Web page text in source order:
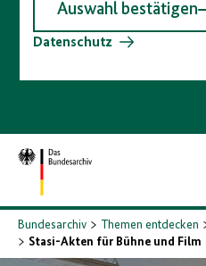
Auswahl bestätigen
Datenschutz
Zur
Startseite
Bundesarchiv Themen entdecken
Stasi-Akten für Bühne und Film